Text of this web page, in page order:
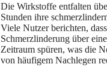
Die Wirkstoffe entfalten
Stunden ihre
Viele Nutzer berichten,
Schmerzlinderung über
Zeitraum spüren, was die
von häufigem Nachlegen